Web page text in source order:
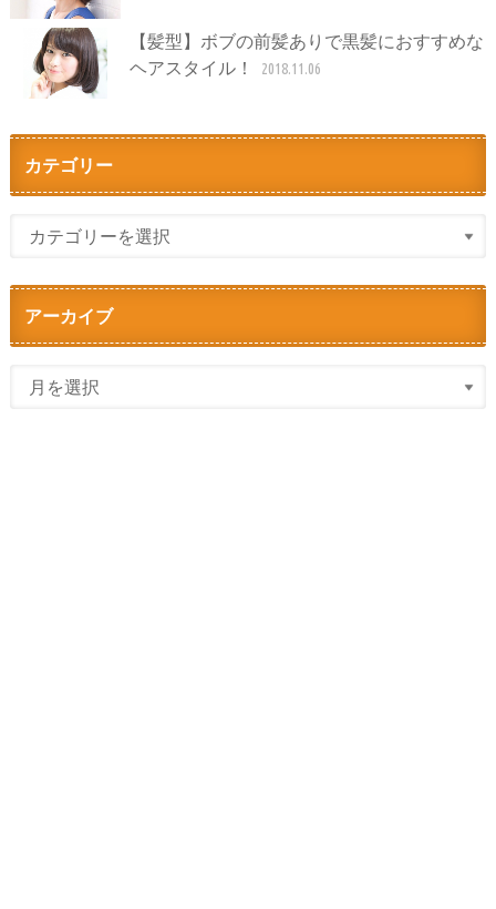
【髪型】ボブの前髪ありで黒髪におすすめな
ヘアスタイル！
2018.11.06
カテゴリー
アーカイブ